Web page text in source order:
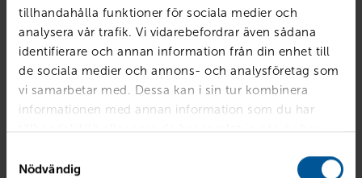
tillhandahålla funktioner för sociala medier och
analysera vår trafik. Vi vidarebefordrar även sådana
identifierare och annan information från din enhet till
de sociala medier och annons- och analysföretag som
vi samarbetar med. Dessa kan i sin tur kombinera
informationen med annan information som du har
tillhandahållit eller som de har samlat in när du har
Nödvändig